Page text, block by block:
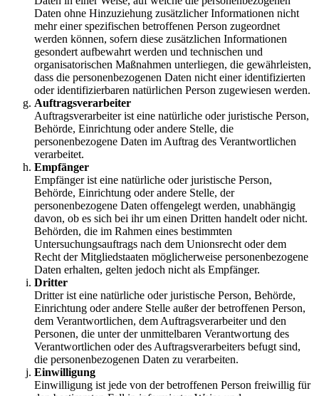
Daten ohne Hinzuziehung zusätzlicher Informationen nicht
mehr einer spezifischen betroffenen Person zugeordnet
werden können, sofern diese zusätzlichen Informationen
gesondert aufbewahrt werden und technischen und
organisatorischen Maßnahmen unterliegen, die gewährleisten,
dass die personenbezogenen Daten nicht einer identifizierten
oder identifizierbaren natürlichen Person zugewiesen werden.
Auftragsverarbeiter
Auftragsverarbeiter ist eine natürliche oder juristische Person,
Behörde, Einrichtung oder andere Stelle, die
personenbezogene Daten im Auftrag des Verantwortlichen
verarbeitet.
Empfänger
Empfänger ist eine natürliche oder juristische Person,
Behörde, Einrichtung oder andere Stelle, der
personenbezogene Daten offengelegt werden, unabhängig
davon, ob es sich bei ihr um einen Dritten handelt oder nicht.
Behörden, die im Rahmen eines bestimmten
Untersuchungsauftrags nach dem Unionsrecht oder dem
Recht der Mitgliedstaaten möglicherweise personenbezogene
Daten erhalten, gelten jedoch nicht als Empfänger.
Dritter
Dritter ist eine natürliche oder juristische Person, Behörde,
Einrichtung oder andere Stelle außer der betroffenen Person,
dem Verantwortlichen, dem Auftragsverarbeiter und den
Personen, die unter der unmittelbaren Verantwortung des
Verantwortlichen oder des Auftragsverarbeiters befugt sind,
die personenbezogenen Daten zu verarbeiten.
Einwilligung
Einwilligung ist jede von der betroffenen Person freiwillig für